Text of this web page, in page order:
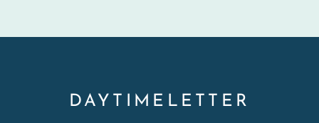
DAYTIMELETTER